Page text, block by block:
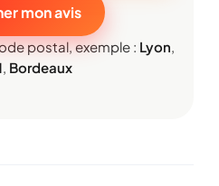
mon avis
postal, exemple : Lyon
Bordeaux